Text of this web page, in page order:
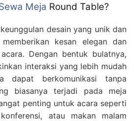
Meja Round Table?
desain yang unik dan
kesan elegan dan
Dengan bentuk bulatnya,
interaksi yang lebih mudah
dapat berkomunikasi tanpa
biasanya terjadi pada meja
penting untuk acara seperti
atau makan malam